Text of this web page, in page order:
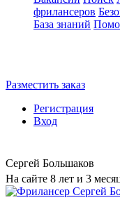
фрилансеров
База знаний
Разместить заказ
Регистрация
Вход
Сергей Большаков
На сайте 8 лет и 3